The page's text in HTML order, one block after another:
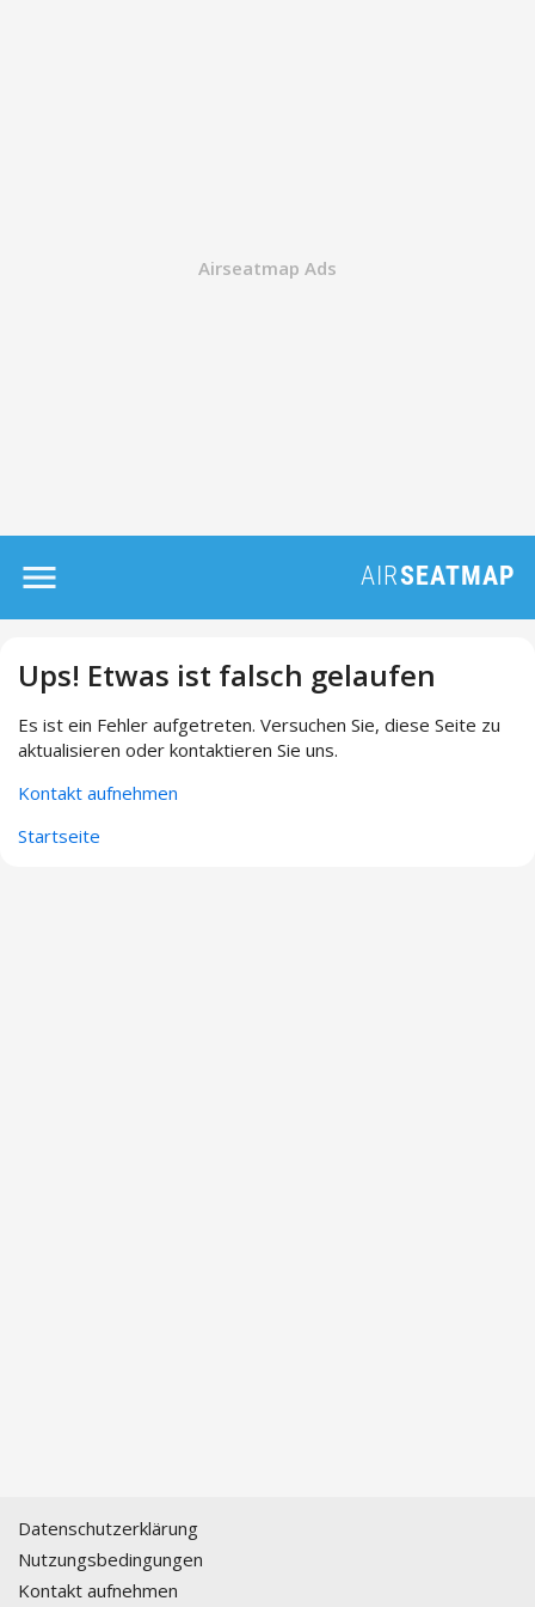
Ups! Etwas ist falsch gelaufen
Es ist ein Fehler aufgetreten. Versuchen Sie, diese Seite zu
aktualisieren oder kontaktieren Sie uns.
Kontakt aufnehmen
Startseite
Datenschutzerklärung
Nutzungsbedingungen
Kontakt aufnehmen